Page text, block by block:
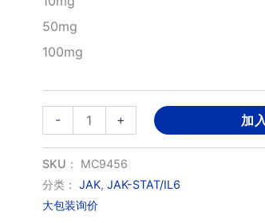
50mg
100mg
-
Cerdulatinib
hydrochloride
数
量
+ 加
SKU： MC9456
分类： JAK, JAK-STAT/IL6
大包装询价